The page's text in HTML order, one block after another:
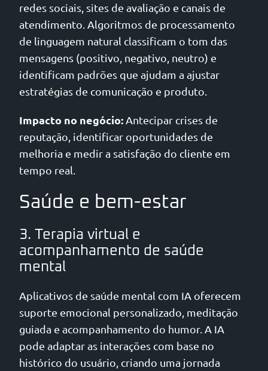
redes sociais, sites de avaliação e canais de
atendimento. Algoritmos de processamento
de linguagem natural classificam o tom das
mensagens (positivo, negativo, neutro) e
identificam padrões que ajudam a ajustar
estratégias de comunicação e produto.
Impacto no negócio: Antecipar crises de
reputação, identificar oportunidades de
melhoria e medir a satisfação do cliente em
tempo real.
Saúde e bem-estar
3. Terapia virtual e
acompanhamento de saúde
mental
Aplicativos de saúde mental com IA oferecem
suporte emocional personalizado, meditação
guiada e acompanhamento do humor. A IA
pode adaptar as interações com base no
histórico do usuário, criando uma jornada